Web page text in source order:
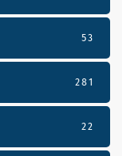
53
281
22